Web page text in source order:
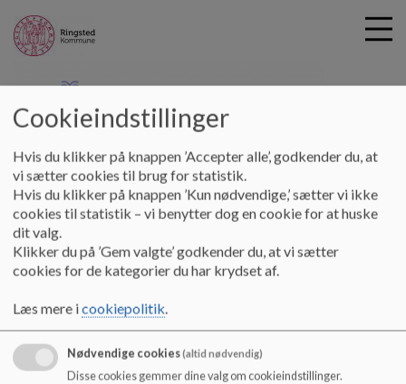
i
Om Vores Skole Klassestørrelse
Klassestørrelse
Vi har en klasse på hvert klassetrin fra 0.-6. klasse. Der er mellem
14-20 elever i hver klasse. I børnehaven er der typisk 30-40 børn
Cookieindstillinger
Hvis du klikker på knappen ’Accepter alle’, godkender du, at
vi sætter cookies til brug for statistik.
Hvis du klikker på knappen ’Kun nødvendige,’ sætter vi ikke
cookies til statistik – vi benytter dog en cookie for at huske
dit valg.
Klikker du på ’Gem valgte’ godkender du, at vi sætter
cookies for de kategorier du har krydset af.
Læs mere icookiepolitik.
Nødvendige cookies(altid nødvendig)
Disse cookies gemmer dine valg om cookieindstillinger.